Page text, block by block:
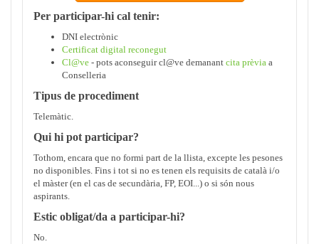
Per participar-hi cal tenir:
DNI electrònic
Certificat digital reconegut
Cl@ve - pots aconseguir cl@ve demanant cita prèvia a
Conselleria
Tipus de procediment
Telemàtic.
Qui hi pot participar?
Tothom, encara que no formi part de la llista, excepte les pesones
no disponibles. Fins i tot si no es tenen els requisits de català i/o
el màster (en el cas de secundària, FP, EOI...) o si són nous
aspirants.
Estic obligat/da a participar-hi?
No.